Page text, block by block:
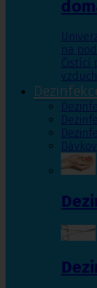
na
Čistící